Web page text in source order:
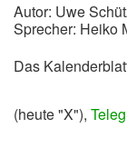
Autor: Uwe
Sprecher: Heiko
Das
(heute "X"),